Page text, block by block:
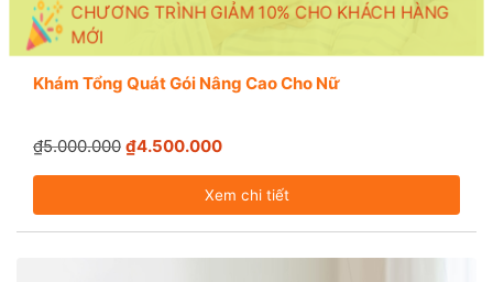
CHƯƠNG TRÌNH GIẢM 10% CHO KHÁCH HÀNG
MỚI
Khám Tổng Quát Gói Nâng Cao Cho Nữ
₫5.000.000 ₫4.500.000
Xem chi tiết